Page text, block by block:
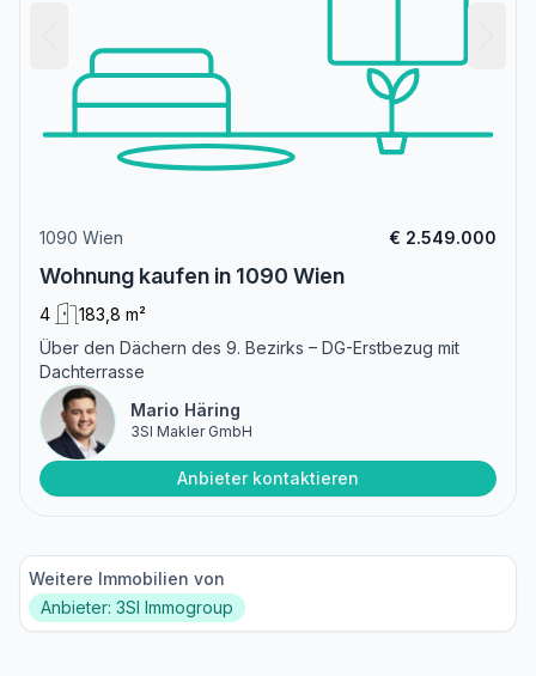
1090 Wien € 2.549.000
Wohnung kaufen in 1090 Wien
4
183,8 m²
Über den Dächern des 9. Bezirks – DG-Erstbezug mit
Dachterrasse
Mario Häring
3SI Makler GmbH
Anbieter kontaktieren
Weitere Immobilien von
Anbieter: 3SI Immogroup